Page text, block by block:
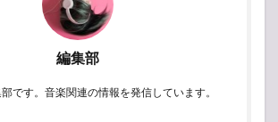
編集部
です。音楽関連の情報を発信しています。